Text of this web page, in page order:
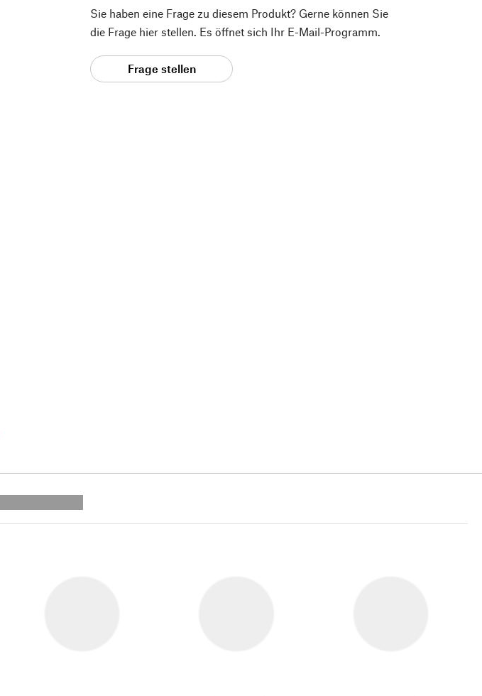
Sie haben eine Frage zu diesem Produkt? Gerne können Sie
die Frage hier stellen. Es öffnet sich Ihr E-Mail-Programm.
Frage stellen